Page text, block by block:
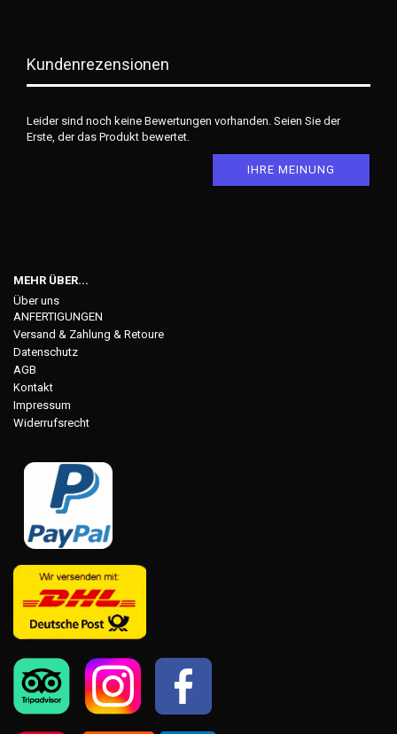
Kundenrezensionen
Leider sind noch keine Bewertungen vorhanden. Seien Sie der
Erste, der das Produkt bewertet.
IHRE MEINUNG
MEHR ÜBER...
Über uns
ANFERTIGUNGEN
Versand & Zahlung & Retoure
Datenschutz
AGB
Kontakt
Impressum
Widerrufsrecht